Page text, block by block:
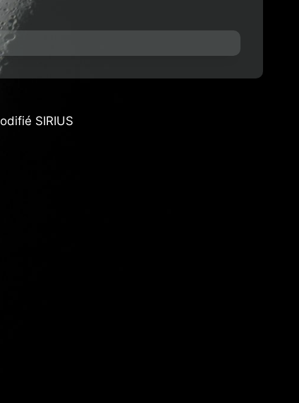
SIRIUS